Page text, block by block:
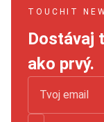
TOUCHIT
Dostávaj
ako prvý.